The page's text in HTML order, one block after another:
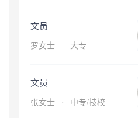
文员
罗女士 · 大专
文员
张女士 · 中专/技校